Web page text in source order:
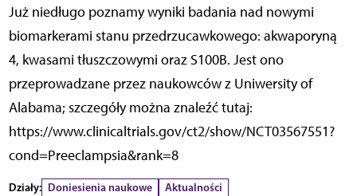
Już niedługo poznamy wyniki badania nad nowymi
biomarkerami stanu przedrzucawkowego: akwaporyną
4, kwasami tłuszczowymi oraz S100B. Jest ono
przeprowadzane przez naukowców z Uniwersity of
Alabama; szczegóły można znaleźć tutaj:
https://www.clinicaltrials.gov/ct2/show/NCT03567551?
cond=Preeclampsia&rank=8
Działy: Doniesienia naukowe
Aktualności